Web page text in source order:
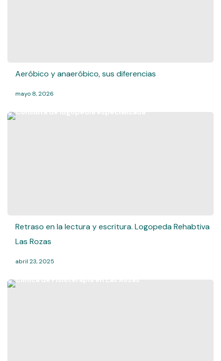
Aeróbico y anaeróbico, sus diferencias
mayo 8, 2026
Retraso en la lectura y escritura. Logopeda Rehabtiva
Las Rozas
abril 23, 2025